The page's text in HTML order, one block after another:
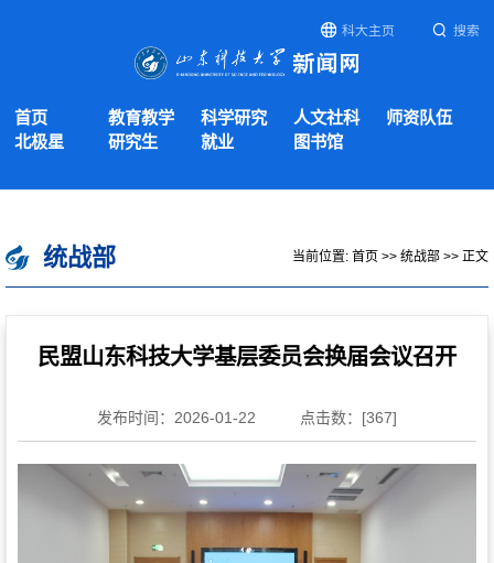
科大主页 搜索
首页 教育教学 科学研究 人文社科
师资队伍
北极星
研究生 就业 图书馆
统战部 当前位置: 首页 >> 统战部 >> 正文
民盟山东科技大学基层委员会换届会议召开
发布时间：2026-01-22 点击数：[367]